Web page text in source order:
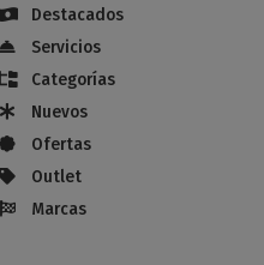
Destacados
Servicios
Categorías
Nuevos
Ofertas
Outlet
Marcas